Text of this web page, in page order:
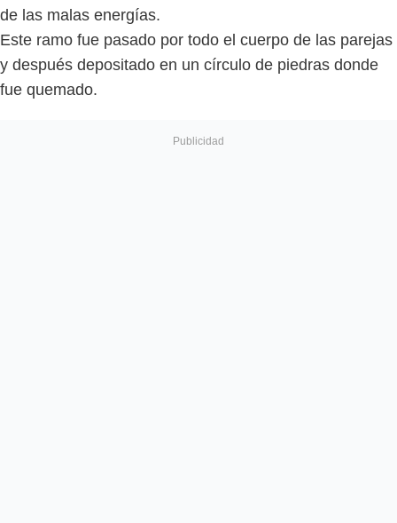
de las malas energías.
Este ramo fue pasado por todo el cuerpo de las parejas
y después depositado en un círculo de piedras donde
fue quemado.